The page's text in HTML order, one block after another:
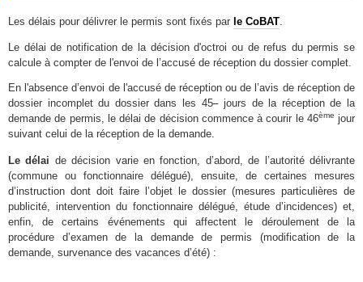
Les délais pour délivrer le permis sont fixés par le CoBAT.
Le délai de notification de la décision d'octroi ou de refus du permis se
calcule à compter de l'envoi de l’accusé de réception du dossier complet.
En l'absence d’envoi de l'accusé de réception ou de l’avis de réception de
dossier incomplet du dossier dans les 45 jours de la réception de la
demande de permis, le délai de décision commence à courir le 46ème jour
suivant celui de la réception de la demande.
Le délai de décision varie en fonction, d’abord, de l’autorité délivrante
(commune ou fonctionnaire délégué), ensuite, de certaines mesures
d’instruction dont doit faire l’objet le dossier (mesures particulières de
publicité, intervention du fonctionnaire délégué, étude d’incidences) et,
enfin, de certains événements qui affectent le déroulement de la
procédure d’examen de la demande de permis (modification de la
demande, survenance des vacances d’été) :